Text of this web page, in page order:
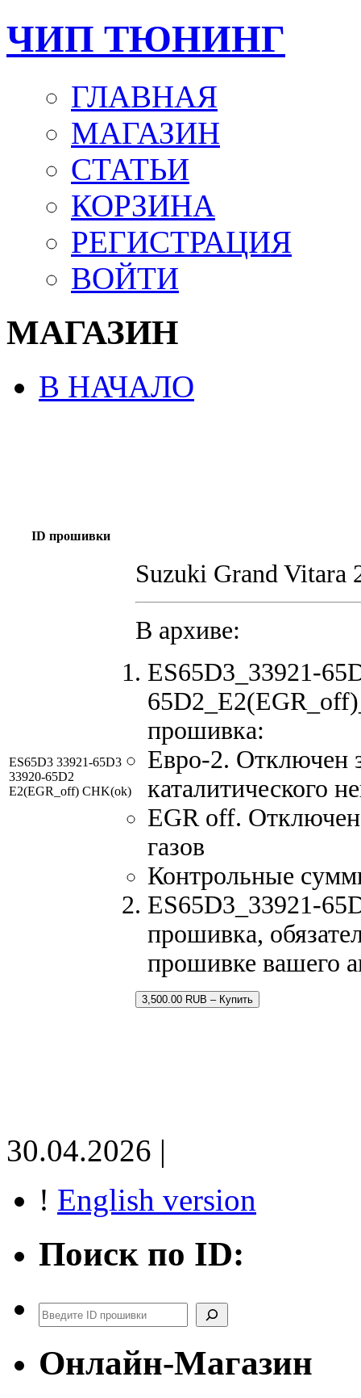
ЧИП ТЮНИНГ
ГЛАВНАЯ
МАГАЗИН
СТАТЬИ
КОРЗИНА
РЕГИСТРАЦИЯ
ВОЙТИ
МАГАЗИН
В НАЧАЛО
ID прошивки
ES65D3 33921-65D3
33920-65D2
E2(EGR_off) CHK(ok)
Suzuki Grand Vitara
В архиве:
ES65D3_33921-
прошивка:
Евро-2. Отключен
каталитического
EGR off.
газов
Контрольные
ES65D3_33921-
прошивка,
прошивке вашего
3,500.00 RUB – Купить
30.04.2026 |
! English version
Поиск по ID:
Поиск
Онлайн-Магазин